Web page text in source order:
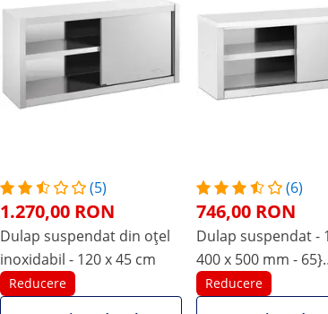
(5)
1.270,00 RON
Dulap suspendat din oțel
inoxidabil - 120 x 45 cm
Reducere
(6)
746,00 RON
Dulap suspendat -
400 x 500 mm - 65}
capacitate de
pe compartiment -
Reducere